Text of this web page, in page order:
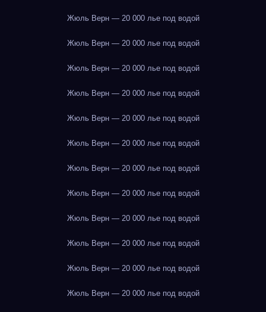
Жюль Верн — 20 000 лье под водой
Жюль Верн — 20 000 лье под водой
Жюль Верн — 20 000 лье под водой
Жюль Верн — 20 000 лье под водой
Жюль Верн — 20 000 лье под водой
Жюль Верн — 20 000 лье под водой
Жюль Верн — 20 000 лье под водой
Жюль Верн — 20 000 лье под водой
Жюль Верн — 20 000 лье под водой
Жюль Верн — 20 000 лье под водой
Жюль Верн — 20 000 лье под водой
Жюль Верн — 20 000 лье под водой